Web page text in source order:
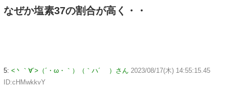
なぜか塩素37の割合が高く・・
5: <丶｀∀´>（´・ω・｀）（｀ハ´ ）さん 2023/08/17(木) 14:55:15.45
ID:cHMwkkvY